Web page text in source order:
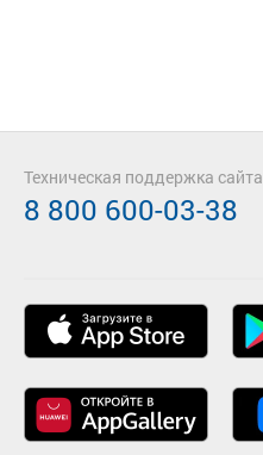
Техническая поддержка сайта
8 800 600-03-38